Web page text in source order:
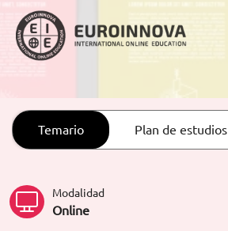
RECURSOS EDUCATIVOS
ARTÍCULOS
Temario Plan de estudios
Modalidad
Online